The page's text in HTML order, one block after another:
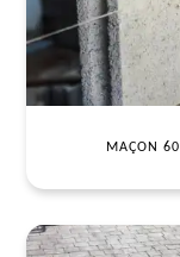
MAÇON 60